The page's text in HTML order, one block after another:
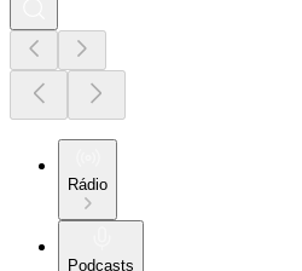
Rádio
Podcasts